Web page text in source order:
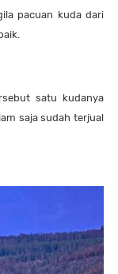
pacuan kuda dari
satu kudanya
saja sudah terjual